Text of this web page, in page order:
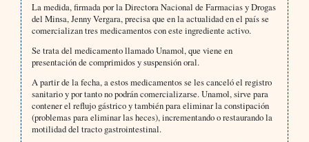
La medida, firmada por la Directora Nacional de Farmacias y Drogas
del Minsa, Jenny Vergara, precisa que en la actualidad en el país se
comercializan tres medicamentos con este ingrediente activo.
Se trata del medicamento llamado Unamol, que viene en
presentación de comprimidos y suspensión oral.
A partir de la fecha, a estos medicamentos se les canceló el registro
sanitario y por tanto no podrán comercializarse. Unamol, sirve para
contener el reflujo gástrico y también para eliminar la constipación
(problemas para eliminar las heces), incrementando o restaurando la
motilidad del tracto gastrointestinal.